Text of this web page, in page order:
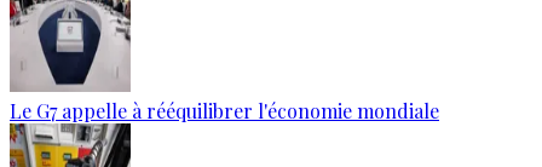
Le G7 appelle à rééquilibrer l'économie mondiale